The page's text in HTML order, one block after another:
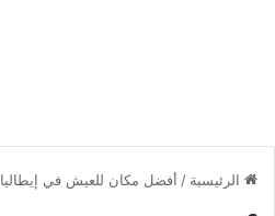
الرئيسية / أفضل مكان للعيش في إيطاليا